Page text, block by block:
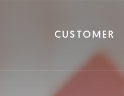
CUSTOMER